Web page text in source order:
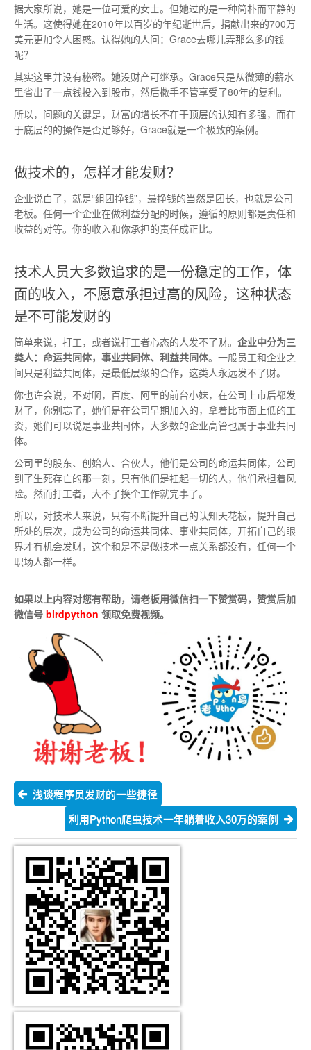
据大家所说，她是一位可爱的女士。 但她过的是一种简朴而平静的
生活。 这使得她在2010年以百岁的年纪逝世后，捐献出来的700万
美元更加令人困惑。 认得她的人问： Grace去哪儿弄那么多的钱
呢？
其实这里并没有秘密。 她没财产可继承。 Grace只是从微薄的薪水
里省出了一点钱投入到股市，然后撒手不管享受了80年的复利。
所以，问题的关键是，财富的增长不在于顶层的认知有多强，而在
于底层的的操作是否足够好， Grace就是一个极致的案例。
做技术的，怎样才能发财？
企业说白了，就是“组团挣钱”，最挣钱的当然是团长，也就是公司
老板。任何一个企业在做利益分配的时候，遵循的原则都是责任和
收益的对等。你的收入和你承担的责任成正比。
技术人员大多数追求的是一份稳定的工作，体
面的收入，不愿意承担过高的风险，这种状态
是不可能发财的
简单来说，打工，或者说打工者心态的人发不了财。 企业中分为三
类人：命运共同体，事业共同体、利益共同体。一般员工和企业之
间只是利益共同体，是最低层级的合作，这类人永远发不了财。
你也许会说，不对啊，百度、阿里的前台小妹，在公司上市后都发
财了，你别忘了，她们是在公司早期加入的，拿着比市面上低的工
资，她们可以说是事业共同体，大多数的企业高管也属于事业共同
体。
公司里的股东、创始人、合伙人，他们是公司的命运共同体，公司
到了生死存亡的那一刻，只有他们是扛起一切的人，他们承担着风
险。然而打工者，大不了换个工作就完事了。
所以，对技术人来说，只有不断提升自己的认知天花板，提升自己
所处的层次，成为公司的命运共同体、事业共同体，开拓自己的眼
界才有机会发财，这个和是不是做技术一点关系都没有，任何一个
职场人都一样。
如果以上内容对您有帮助，请老板用微信扫一下赞赏码，赞赏后加
微信号 birdpython 领取免费视频。
浅谈程序员发财的一些捷径
利用Python爬虫技术一年躺着收入30万的案例